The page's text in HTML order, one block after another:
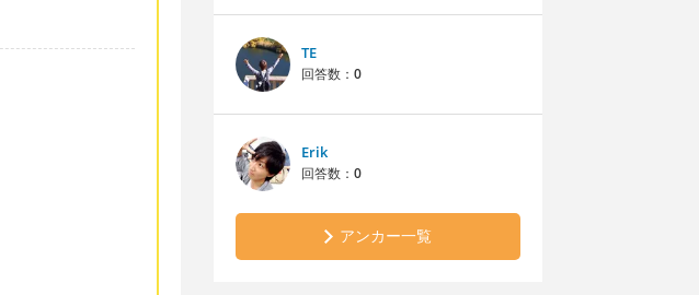
TE
回答数： 0
Erik
回答数： 0
アンカー一覧